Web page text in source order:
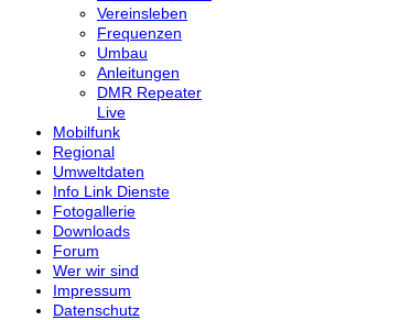
Vereinsleben
Frequenzen
Umbau
Anleitungen
DMR Repeater
Live
Mobilfunk
Regional
Umweltdaten
Info Link Dienste
Fotogallerie
Downloads
Forum
Wer wir sind
Impressum
Datenschutz